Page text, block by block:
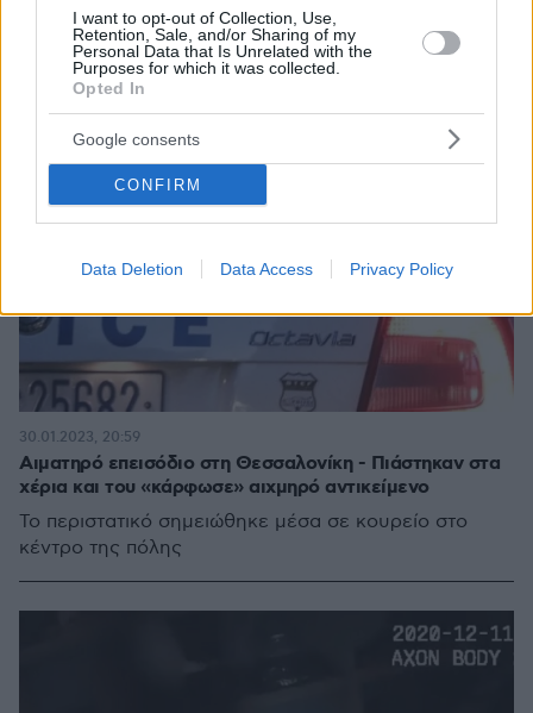
I want to opt-out of Collection, Use,
Retention, Sale, and/or Sharing of my
Personal Data that Is Unrelated with the
Purposes for which it was collected.
Opted In
Google consents
CONFIRM
Data Deletion Data Access Privacy Policy
Αιματηρό επεισόδιο στη Θεσσαλονίκη - Πιάστηκαν στα
χέρια και του «κάρφωσε» αιχμηρό αντικείμενο
Το περιστατικό σημειώθηκε μέσα σε κουρείο στο
κέντρο της πόλης
30.01.2023, 20:59